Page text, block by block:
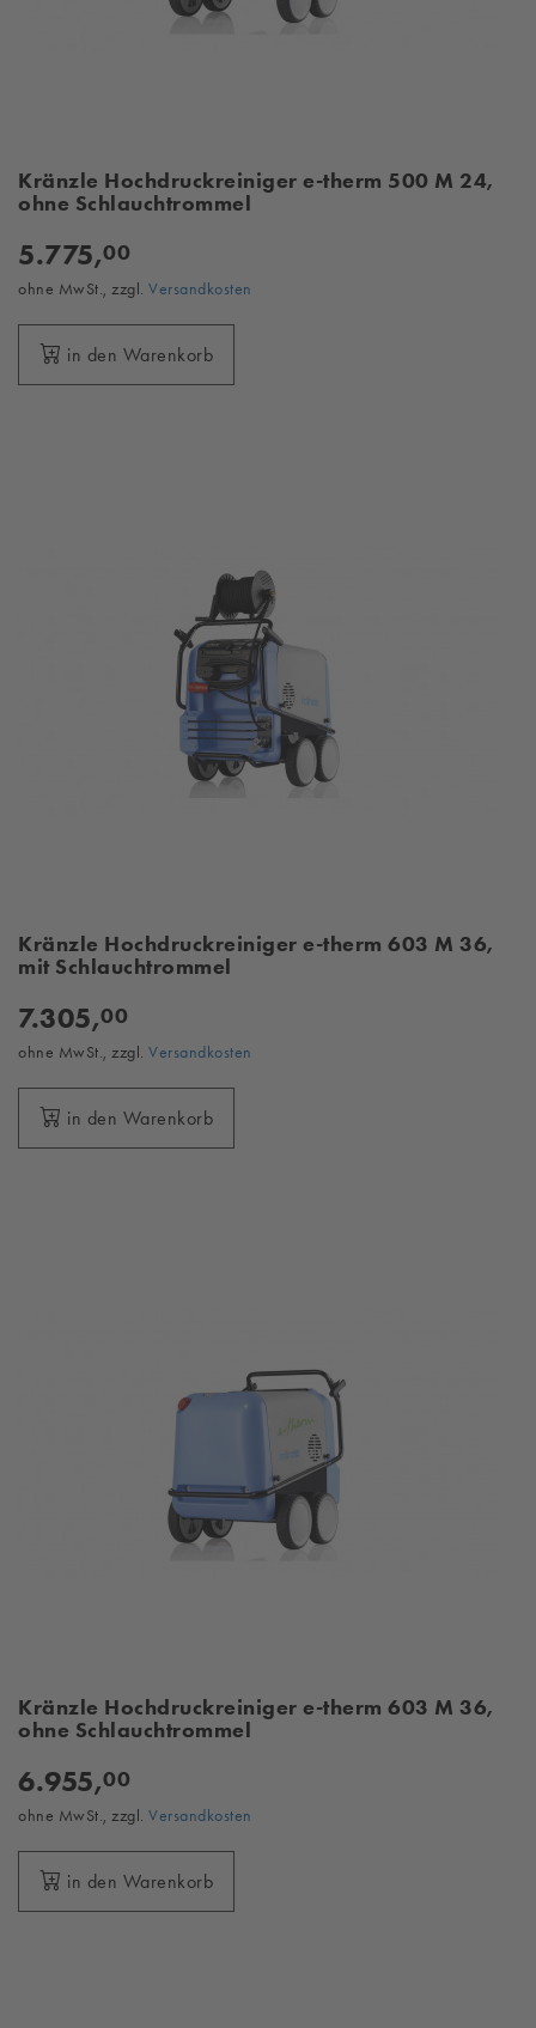
Kränzle Hochdruckreiniger e-therm 500 M 24,
ohne Schlauchtrommel
5.775,00
ohne MwSt., zzgl. Versandkosten
in den Warenkorb
Kränzle Hochdruckreiniger e-therm 603 M 36,
mit Schlauchtrommel
7.305,00
ohne MwSt., zzgl. Versandkosten
in den Warenkorb
Kränzle Hochdruckreiniger e-therm 603 M 36,
ohne Schlauchtrommel
6.955,00
ohne MwSt., zzgl. Versandkosten
in den Warenkorb